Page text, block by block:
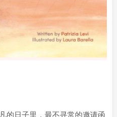
的日子里，最不寻常的邀请函